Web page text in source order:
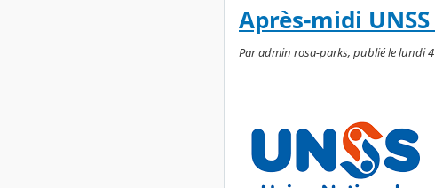
Après-midi
Par admin rosa-parks, publié le lundi